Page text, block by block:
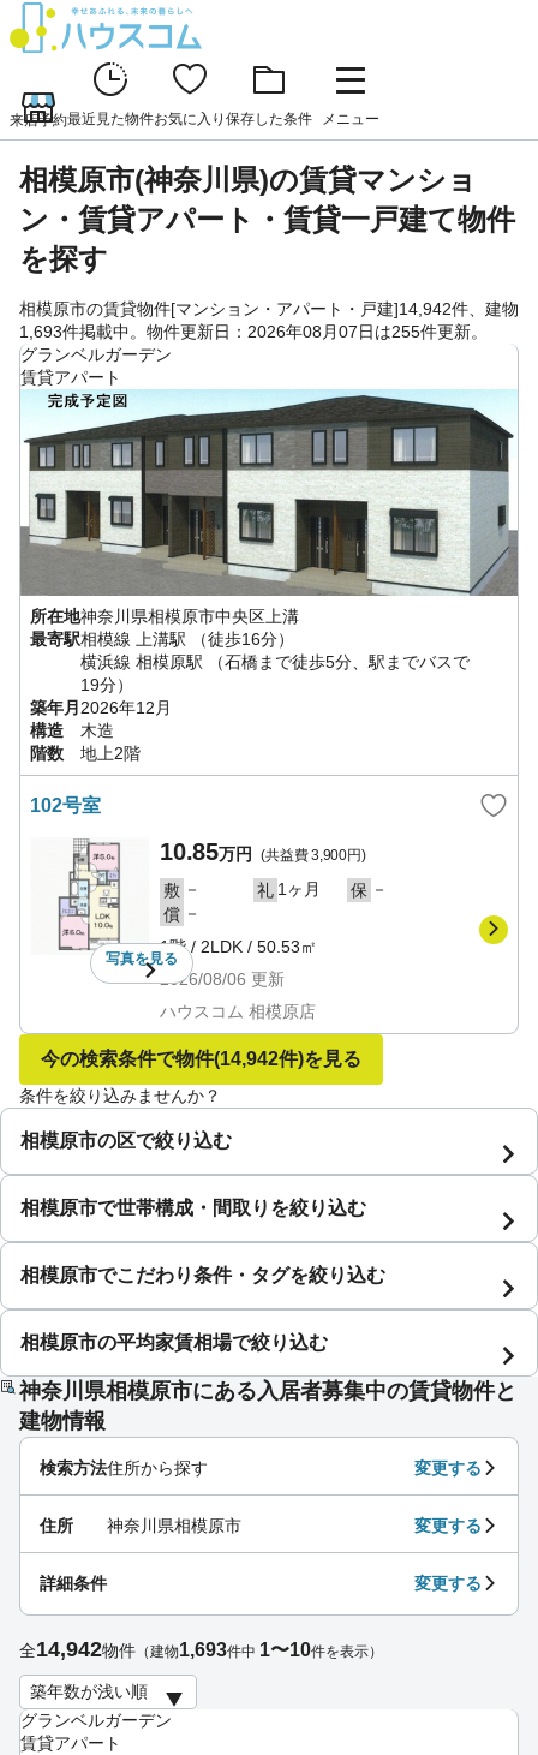
来店予約最近見た物件お気に入り 保存した条件 メニュー
相模原市(神奈川県)の賃貸マンショ
ン・賃貸アパート・賃貸一戸建て物件
を探す
相模原市の賃貸物件[マンション・アパート・戸建]14,942件、建物
1,693件掲載中。物件更新日：2026年08月07日は255件更新。
グランベルガーデン
賃貸アパート
所在地神奈川県相模原市中央区上溝
最寄駅相模線 上溝駅
（徒歩16分）
横浜線 相模原駅
（石橋まで徒歩5分、駅までバスで
19分）
築年月 2026年12月
構造
木造
階数
地上2階
102号室
写真を見る
10.85万円 (共益費3,900円)
敷 － 礼 1ヶ月 保 －
償 －
1階/ 2LDK / 50.53㎡
2026/08/06 更新
ハウスコム 相模原店
今の検索条件で物件(14,942件)を見る
条件を絞り込みませんか？
相模原市の区で絞り込む
相模原市で世帯構成・間取りを絞り込む
相模原市でこだわり条件・タグを絞り込む
相模原市の平均家賃相場で絞り込む
神奈川県相模原市にある入居者募集中の賃貸物件と
建物情報
グランベルガーデン
賃貸アパート
検索方法住所から探す 変更する
住所 神奈川県相模原市 変更する
詳細条件 変更する
全14,942物件 （建物1,693件中 1〜10件を表示）